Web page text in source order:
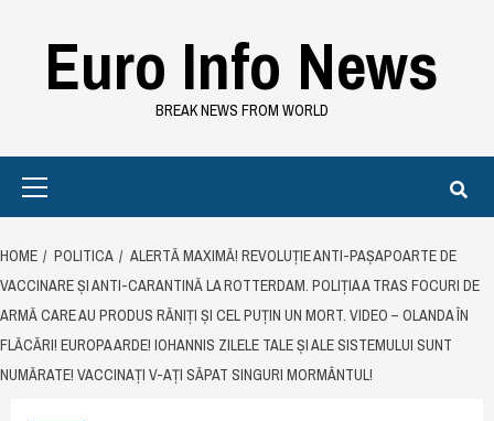
contentEuro Info News
BREAK NEWS FROM WORLD
HOME POLITICA
ALERTĂ MAXIMĂ! REVOLUȚIE ANTI-PAȘAPOARTE DE
VACCINARE ȘI ANTI-CARANTINĂ LA ROTTERDAM. POLIȚIA A TRAS FOCURI DE
ARMĂ CARE AU PRODUS RĂNIȚI ȘI CEL PUȚIN UN MORT. VIDEO – OLANDA ÎN
FLĂCĂRI! EUROPA ARDE! IOHANNIS ZILELE TALE ȘI ALE SISTEMULUI SUNT
NUMĂRATE! VACCINAȚI V-AȚI SĂPAT SINGURI MORMÂNTUL!